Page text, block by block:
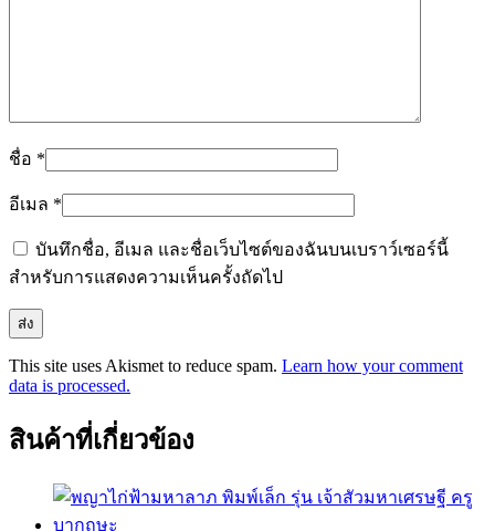
ชื่อ *
อีเมล *
บันทึกชื่อ, อีเมล และชื่อเว็บไซต์ของฉันบนเบราว์เซอร์นี้
สำหรับการแสดงความเห็นครั้งถัดไป
This site uses Akismet to reduce spam. Learn how your comment
data is processed.
สินค้าที่เกี่ยวข้อง